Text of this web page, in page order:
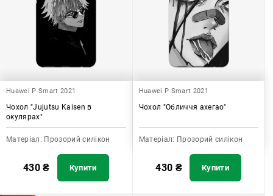
Huawei P Smart 2021
Чохол "Jujutsu Kaisen в
окулярах"
Матеріал: Прозорий силікон
430₴ Купити
Huawei P Smart 2021
Чохол "Обличчя ахегао"
Матеріал: Прозорий силікон
430 ₴ Купити